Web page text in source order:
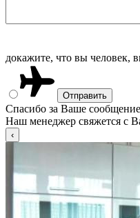
докажите, что вы человек,
Спасибо за Ваше
Наш менеджер свяжется с